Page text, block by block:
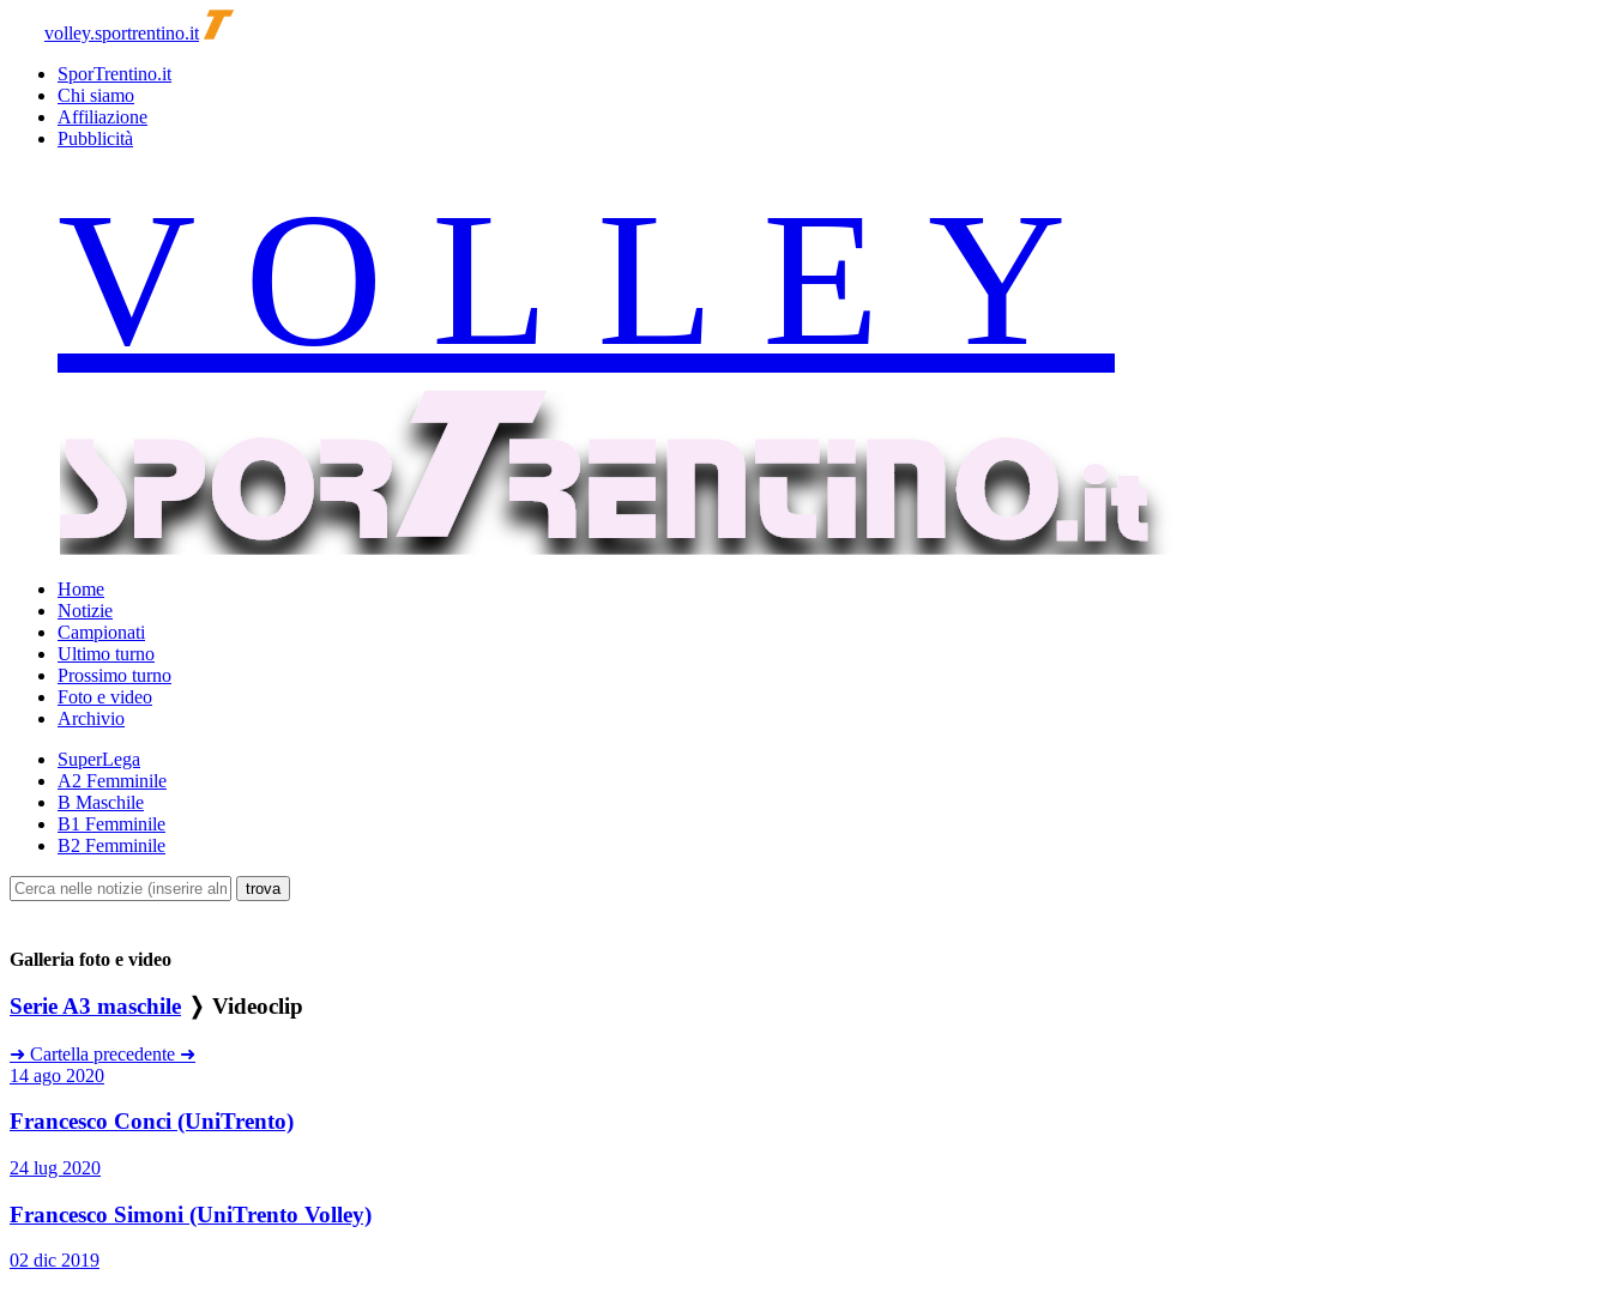
volley.sportrentino.it
SporTrentino.it
Chi siamo
Affiliazione
Pubblicità
Home
Notizie
Campionati
Ultimo turno
Prossimo turno
Foto e video
Archivio
SuperLega
A2 Femminile
B Maschile
B1 Femminile
B2 Femminile
Galleria foto e video
Serie A3 maschile ❭ Videoclip
➜ Cartella precedente ➜
14 ago 2020
Francesco Conci (UniTrento)
24 lug 2020
Francesco Simoni (UniTrento Volley)
02 dic 2019